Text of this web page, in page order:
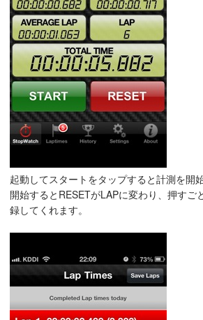
起動してスタートをタップすると計測を開始
開始するとRESETがLAPに変わり、押すご
録してくれます。